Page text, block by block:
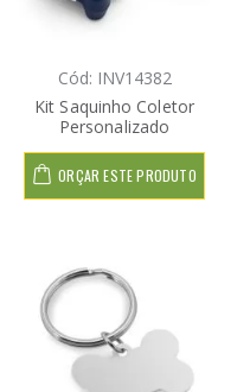
Cód: INV14382
Kit Saquinho Coletor
Personalizado
ORÇAR ESTE PRODUTO